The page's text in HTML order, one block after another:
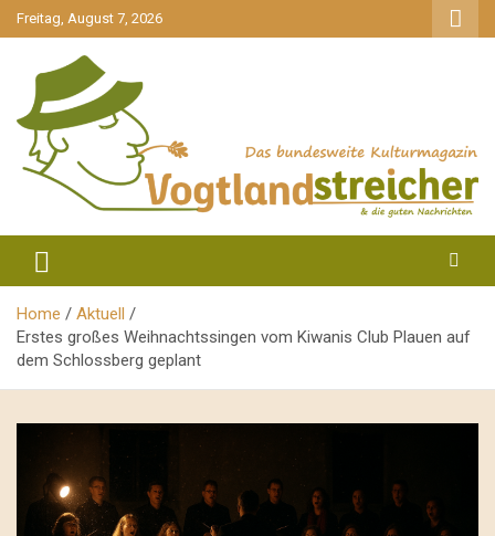
gehe
zum
Freitag, August 7, 2026
Vogtlandstreicher
Home
Aktuell
Erstes großes Weihnachtssingen vom Kiwanis Club Plauen auf
dem Schlossberg geplant